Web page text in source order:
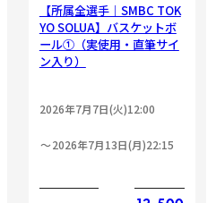
【所属全選手｜SMBC TOK
YO SOLUA】バスケットボ
ール①（実使用・直筆サイ
ン入り）
2026年7月7日(火)12:00
2026年7月13日(月)22:15